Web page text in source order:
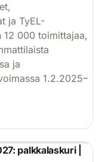
ja TyEL-
12 000 toimittajaa,
ja
1.2.2025–
palkkalaskuri |